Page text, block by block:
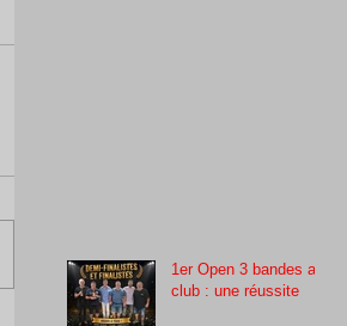
1er Open 3 bandes au
club : une réussite